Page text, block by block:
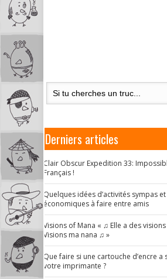
Derniers articles
Clair Obscur Expedition 33:
Français !
Quelques idées d’activités sympas et
économiques à faire entre amis
Visions of Mana « ♫ Elle a des
Visions ma nana ♫ »
Que faire si une cartouche d’encre a
votre imprimante ?